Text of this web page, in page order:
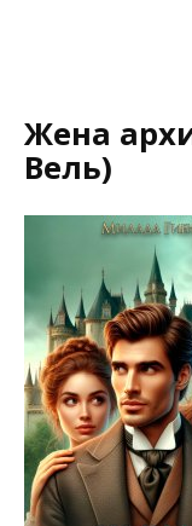
Жена
Вель)